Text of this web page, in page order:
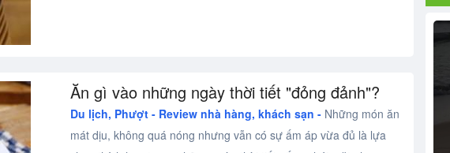
Ăn gì vào những ngày thời tiết "đỏng đảnh"?
Du lịch, Phượt - Review nhà hàng, khách sạn - Những món ăn
mát dịu, không quá nóng nhưng vẫn có sự ấm áp vừa đủ là lựa